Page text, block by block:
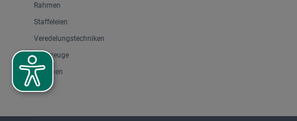
Rahmen
Staffeleien
Veredelungstechniken
Werkzeuge
Zeichnen